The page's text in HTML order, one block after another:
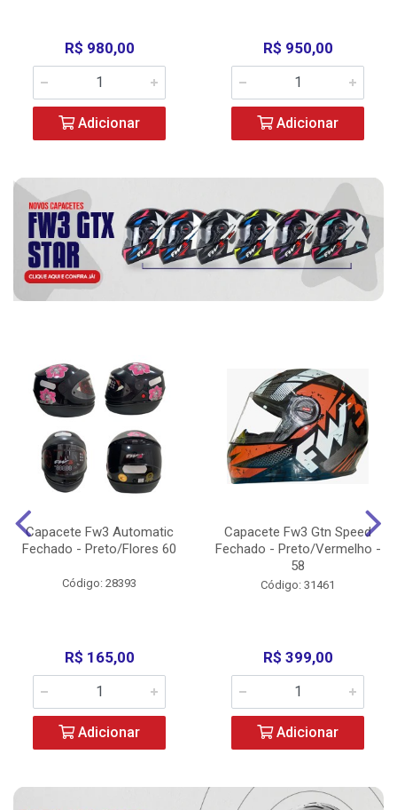
R$ 980,00
Adicionar
R$ 950,00
Adicionar
Capacete Fw3 Automatic
Fechado - Preto/Flores 60
Código: 28393
R$ 165,00
Adicionar
Capacete Fw3 Gtn Speed
Fechado - Preto/Vermelho -
58
Código: 31461
R$ 399,00
Adicionar